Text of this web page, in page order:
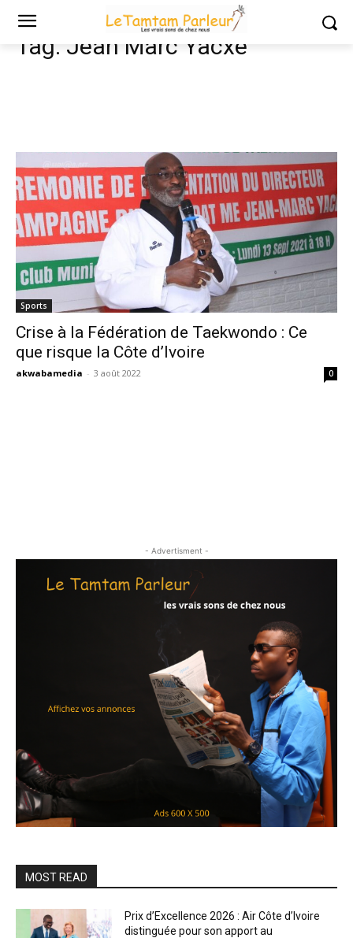
Tags Jean Marc Yacxé
Tag: Jean Marc Yacxé
Sports
Crise à la Fédération de Taekwondo : Ce
que risque la Côte d’Ivoire
akwabamedia - 3 août 2022 0
- Advertisment -
MOST READ
Prix d’Excellence 2026 : Air Côte d’Ivoire
distinguée pour son apport au